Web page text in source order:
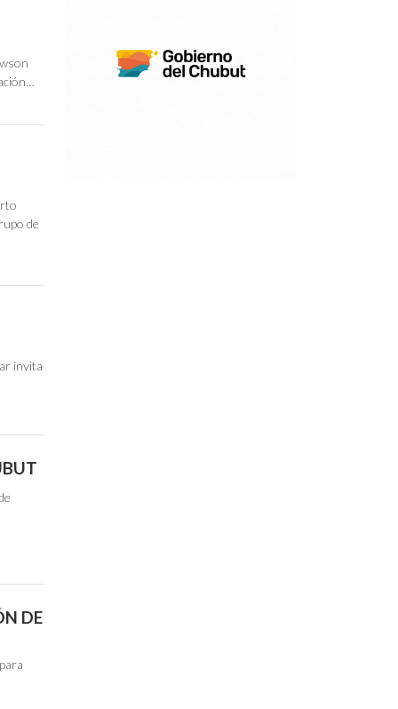
de
invita
DE